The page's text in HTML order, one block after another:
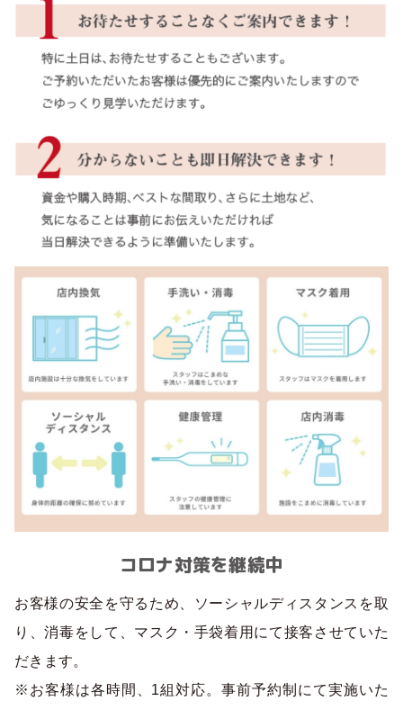
コロナ対策を継続中
お客様の安全を守るため、ソーシャルディスタンスを取
り、消毒をして、マスク・手袋着用にて接客させていた
だきます。
※お客様は各時間、1組対応。事前予約制にて実施いた